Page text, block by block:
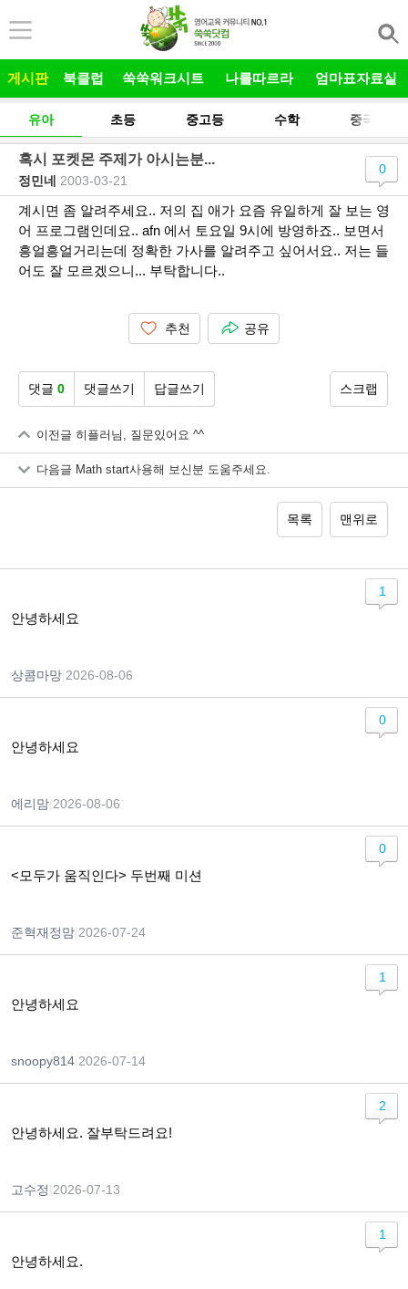
게시판 북클럽 쑥쑥워크시트 나를따르라 엄마표자료실
유아 초등 중고등 수학 중국어
혹시 포켓몬 주제가 아시는분...
정민네 2003-03-21
0
계시면 좀 알려주세요.. 저의 집 애가 요즘 유일하게 잘 보는 영
어 프로그램인데요.. afn 에서 토요일 9시에 방영하죠.. 보면서
흥얼흥얼거리는데 정확한 가사를 알려주고 싶어서요.. 저는 들
어도 잘 모르겠으니... 부탁합니다..
추천 공유
댓글 0 댓글쓰기 답글쓰기 스크랩
이전글 히플러님, 질문있어요 ^^
다음글 Math start사용해 보신분 도움주세요.
목록 맨위로
안녕하세요
상콤마망 2026-08-06
1
안녕하세요
에리맘 2026-08-06
0
<모두가 움직인다> 두번째 미션
준혁재정맘 2026-07-24
0
안녕하세요
snoopy814 2026-07-14
1
안녕하세요. 잘부탁드려요!
고수정 2026-07-13
2
안녕하세요.
1